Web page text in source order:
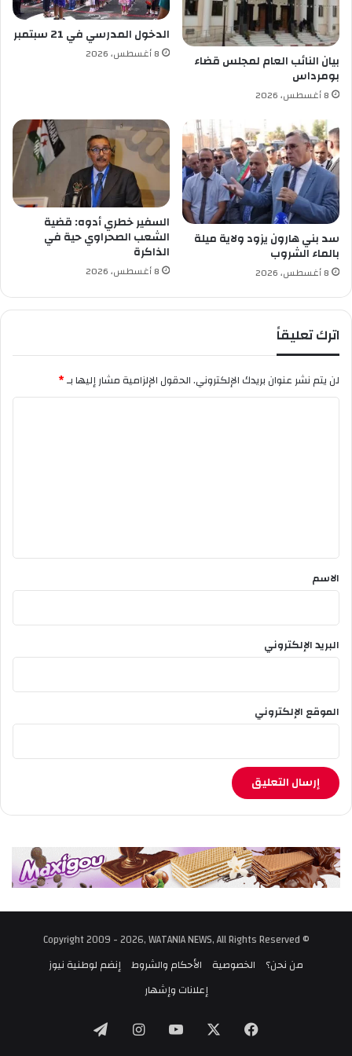
ص
ر
ي
ح
ا
ت
ل
م
ن
س
و
ب
ة
ل
ل
ر
ي
ت
ب
و
ن
بيان النائب العام لمجلس قضاء
بومرداس
8 أغسطس، 2026
الدخول المدرسي في 21 سبتمبر
8 أغسطس، 2026
سد بني هارون يزود ولاية ميلة
بالماء الشروب
8 أغسطس، 2026
السفير خطري أدوه: قضية
الشعب الصحراوي حية في
الذاكرة
8 أغسطس، 2026
اترك تعليقاً
لن يتم نشر عنوان بريدك الإلكتروني.الحقول الإلزامية مشار إليها بـ*
*
الاسم
البريد الإلكتروني
الموقع الإلكتروني
© Copyright 2009 - 2026, WATANIA NEWS, All Rights Reserved
من نحن؟
الخصوصية الأحكام والشروط إنضم لوطنية نيوز
إعلانات وإشهار
فيسبوك ‫YouTube انستقرام